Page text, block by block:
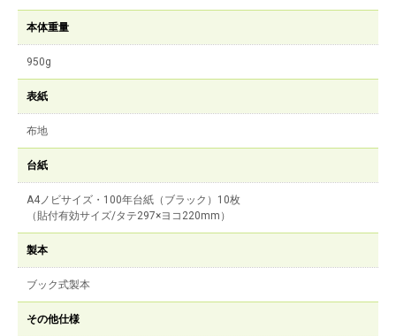
本体重量
950g
表紙
布地
台紙
A4ノビサイズ・100年台紙（ブラック）10枚
（貼付有効サイズ/タテ297×ヨコ220mm）
製本
ブック式製本
その他仕様